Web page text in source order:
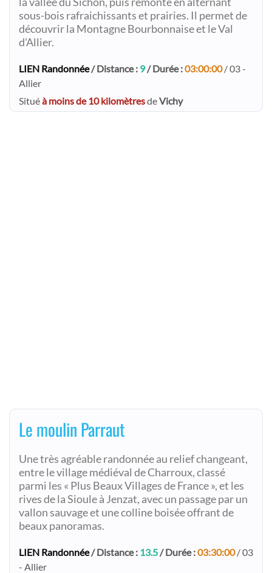
sous-bois rafraichissants et prairies. Il permet de
découvrir la Montagne Bourbonnaise et le Val
d’Allier.
LIEN Randonnée/ Distance : 9/ Durée :03:00:00/ 03 -
Allier
Situéà moins de 10 kilomètresdeVichy
Le moulin Parraut
Une très agréable randonnée au relief changeant,
entre le village médiéval de Charroux, classé
parmi les « Plus Beaux Villages de France », et les
rives de la Sioule à Jenzat, avec un passage par un
vallon sauvage et une colline boisée offrant de
beaux panoramas.
LIEN Randonnée/ Distance : 13.5/ Durée :03:30:00/ 03
- Allier